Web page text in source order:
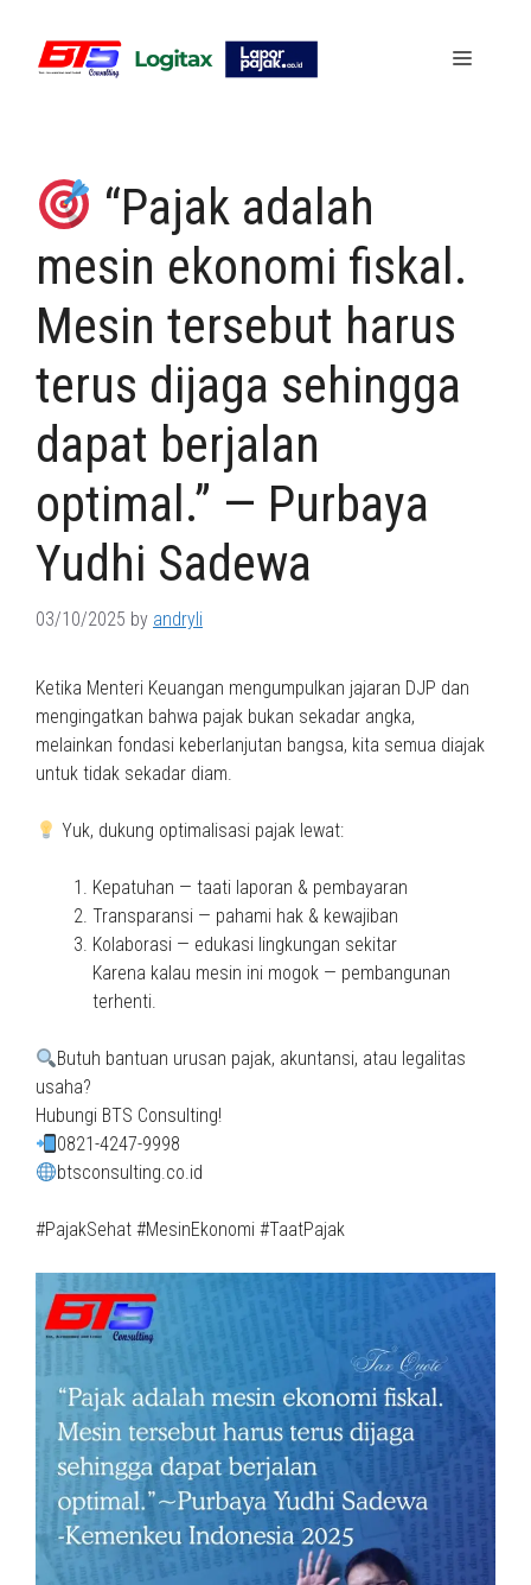
content
Menu
“Pajak adalah
mesin ekonomi fiskal.
Mesin tersebut harus
terus dijaga sehingga
dapat berjalan
optimal.” — Purbaya
Yudhi Sadewa
03/10/2025 by andryli
Ketika Menteri Keuangan mengumpulkan jajaran DJP dan
mengingatkan bahwa pajak bukan sekadar angka,
melainkan fondasi keberlanjutan bangsa, kita semua diajak
untuk tidak sekadar diam.
Yuk, dukung optimalisasi pajak lewat:
Kepatuhan — taati laporan & pembayaran
Transparansi — pahami hak & kewajiban
Kolaborasi — edukasi lingkungan sekitar
Karena kalau mesin ini mogok — pembangunan
terhenti.
Butuh bantuan urusan pajak, akuntansi, atau legalitas
usaha?
Hubungi BTS Consulting!
0821-4247-9998
btsconsulting.co.id
#PajakSehat #MesinEkonomi #TaatPajak